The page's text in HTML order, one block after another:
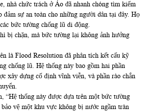
nhà chức trách ở Áo đã nhanh chóng tìm kiếm
đảm sự an toàn cho những người dân tại đây. Họ
bức tường chống lũ di động.
bị chặn, mà bức tường lại không ảnh hưởng
là Flood Resolution đã phân tích kết cấu kỹ
chống lũ. Hệ thống này bao gồm hai phần
xây dựng cố định vĩnh viễn, và phần rào chắn
“Hệ thống này được dựa trên một bức tường
vệ một khu vực không bị nước ngầm tràn